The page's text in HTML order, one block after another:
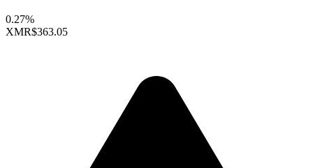
0.27%
XMR$363.05